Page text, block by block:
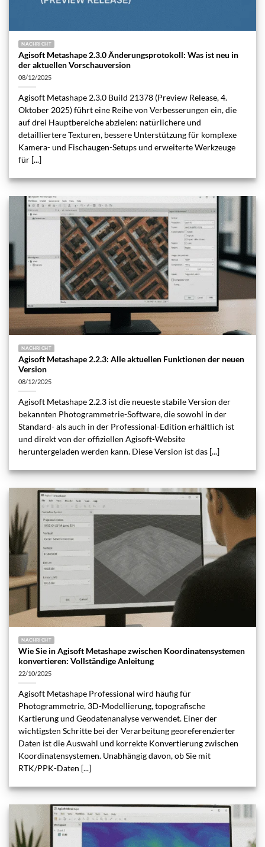
NACHRICHT
Agisoft Metashape 2.3.0 Änderungsprotokoll: Was ist neu in
der aktuellen Vorschauversion
08/12/2025
Agisoft Metashape 2.3.0 Build 21378 (Preview Release, 4.
Oktober 2025) führt eine Reihe von Verbesserungen ein, die
auf drei Hauptbereiche abzielen: natürlichere und
detailliertere Texturen, bessere Unterstützung für komplexe
Kamera- und Fischaugen-Setups und erweiterte Werkzeuge
für [...]
NACHRICHT
Agisoft Metashape 2.2.3: Alle aktuellen Funktionen der neuen
Version
08/12/2025
Agisoft Metashape 2.2.3 ist die neueste stabile Version der
bekannten Photogrammetrie-Software, die sowohl in der
Standard- als auch in der Professional-Edition erhältlich ist
und direkt von der offiziellen Agisoft-Website
heruntergeladen werden kann. Diese Version ist das [...]
NACHRICHT
Wie Sie in Agisoft Metashape zwischen Koordinatensystemen
konvertieren: Vollständige Anleitung
22/10/2025
Agisoft Metashape Professional wird häufig für
Photogrammetrie, 3D-Modellierung, topografische
Kartierung und Geodatenanalyse verwendet. Einer der
wichtigsten Schritte bei der Verarbeitung georeferenzierter
Daten ist die Auswahl und korrekte Konvertierung zwischen
Koordinatensystemen. Unabhängig davon, ob Sie mit
RTK/PPK-Daten [...]